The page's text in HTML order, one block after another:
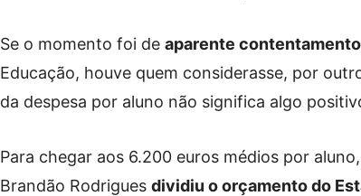
Se o momento foi de aparente contentamento
Educação, houve quem considerasse, por
da despesa por aluno não significa algo
Para chegar aos 6.200 euros médios por
Brandão Rodrigues dividiu o orçamento do